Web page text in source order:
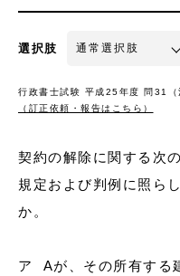
選択肢
行政書士試験 平成25年度 問31（
（訂正依頼・報告はこちら）
契約の解除に関する次
規定および判例に照ら
か。
ア Aが、その所有する